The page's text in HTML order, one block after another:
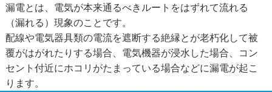
漏電とは、電気が本来通るべきルートをはずれて流れる
（漏れる）現象のことです。
配線や電気器具類の電流を遮断する絶縁とが老朽化して被
覆がはがれたりする場合、電気機器が浸水した場合、コン
セント付近にホコリがたまっている場合などに漏電が起こ
ります。